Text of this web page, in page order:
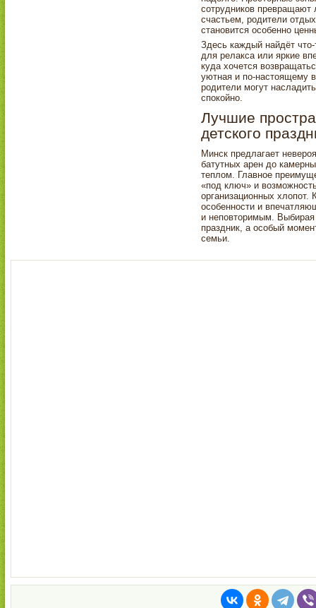
сотрудников
счастьем, родители
становится особенно
Здесь каждый найдёт
для релакса или яркие
куда хочется
уютная и по-настоящему
родители могут
спокойно.
Лучшие
детского
Минск предлагает
батутных арен до
теплом. Главное
«под ключ» и
организационных
особенности и
и неповторимым.
праздник, а особый
семьи.